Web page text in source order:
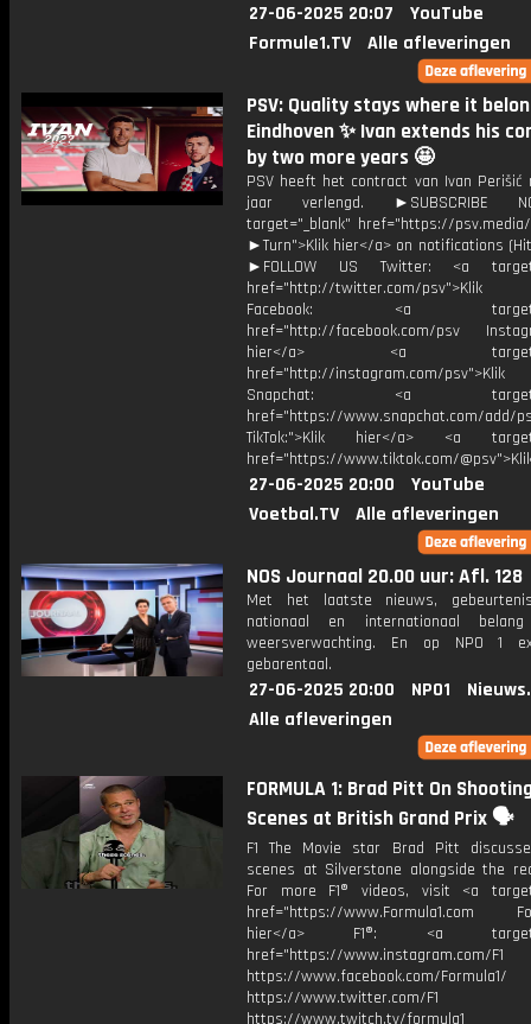
27-06-2025 20:07
YouTube
Formule1.TV
Alle afleveringen
PSV: Quality stays where it
Eindhoven ✨ Ivan extends his
by two more years 🤩
PSV heeft het contract van Ivan
jaar verlengd. ►SUBSCRIBE
target="_blank" href="https://psv.media/
►Turn">Klik hier</a> on notifications
►FOLLOW US Twitter: <a
href="http://twitter.com/psv">Klik
Facebook: <a
href="http://facebook.com/psv
hier</a> <a
href="http://instagram.com/
Snapchat: <a
href="https://www.snapchat.com/add/
TikTok:">Klik hier</a> <a
href="https://www.tiktok.com/
27-06-2025 20:00
YouTube
Voetbal.TV
Alle afleveringen
NOS Journaal 20.00 uur: Afl. 128
Met het laatste nieuws,
nationaal en internationaal
weersverwachting. En op NPO 1
gebarentaal.
27-06-2025 20:00 NPO1
Alle afleveringen
FORMULA 1: Brad Pitt On
Scenes at British Grand Prix 🗣️
F1 The Movie star Brad Pitt
scenes at Silverstone alongside the
For more F1® videos, visit <a
href="https://www.Formula1.com
hier</a> F1®: <a
href="https://www.instagram.com/F1
https://www.facebook.com/Formula1/
https://www.twitter.com/F1
https://www.twitch.tv/formula1